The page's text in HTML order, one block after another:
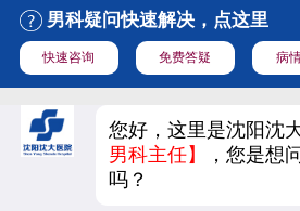
男科疑问快速解决，点这里
快速咨询 免费答疑 病
您好，这里是沈阳沈
男科主任】
，您是想
吗？